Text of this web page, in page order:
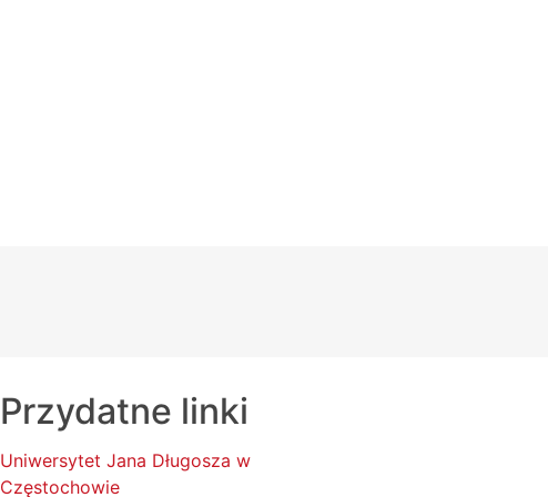
Przydatne linki
Uniwersytet Jana Długosza w
Częstochowie